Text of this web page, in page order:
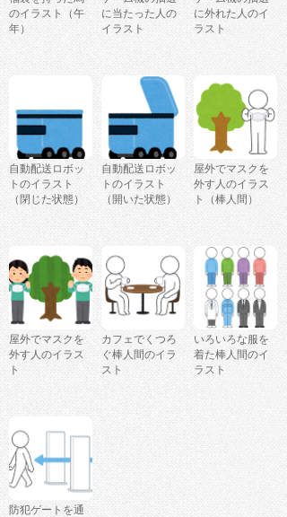
のイラスト（午
年）
に当たった人の
イラスト
に外れた人のイ
ラスト
自動配送ロボッ
トのイラスト
（閉じた状態）
自動配送ロボッ
トのイラスト
（開いた状態）
屋外でマスクを
外す人のイラス
ト（棒人間）
屋外でマスクを
外す人のイラス
ト
カフェでくつろ
ぐ棒人間のイラ
スト
いろいろな服を
着た棒人間のイ
ラスト
防犯ゲートを通